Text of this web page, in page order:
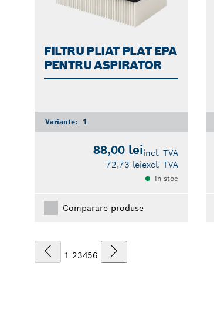
FILTRU PLIAT PLAT EPA
PENTRU ASPIRATOR
Variante: 1
88,00 leiincl. TVA
72,73 leiexcl. TVA
În stoc
Comparare produse
1 23456